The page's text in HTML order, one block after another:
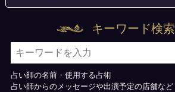
キーワード検索
占い師の名前・使用する占術
占い師からのメッセージや出演予定の店舗など